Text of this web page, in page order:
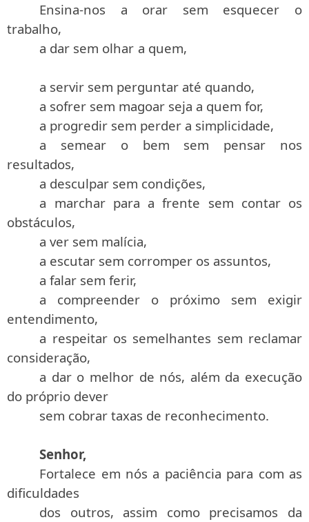
Ensina-nos a orar sem esquecer o
trabalho,
a dar sem olhar a quem,
a servir sem perguntar até quando,
a sofrer sem magoar seja a quem for,
a progredir sem perder a simplicidade,
a semear o bem sem pensar nos
resultados,
a desculpar sem condições,
a marchar para a frente sem contar os
obstáculos,
a ver sem malícia,
a escutar sem corromper os assuntos,
a falar sem ferir,
a compreender o próximo sem exigir
entendimento,
a respeitar os semelhantes sem reclamar
consideração,
a dar o melhor de nós, além da execução
do próprio dever
sem cobrar taxas de reconhecimento.
Senhor,
Fortalece em nós a paciência para com as
dificuldades
dos outros, assim como precisamos da